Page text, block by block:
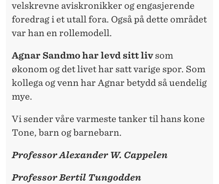
velskrevne aviskronikker og engasjerende
foredrag i et utall fora. Også på dette området
var han en rollemodell.
Agnar Sandmo har levd sitt livsom
økonom og det livet har satt varige spor. Som
kollega og venn har Agnar betydd så uendelig
mye.
Vi sender våre varmeste tanker til hans kone
Tone, barn og barnebarn.
Professor Alexander W. Cappelen
Professor Bertil Tungodden